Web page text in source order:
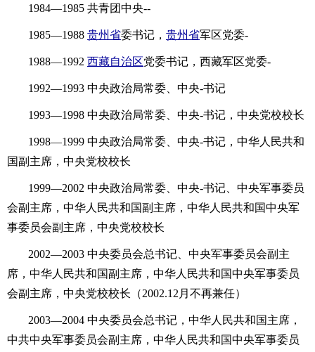
1984—1985 共青团中央--
1985—1988 贵州省委书记， 贵州省军区党委-
1988—1992 西藏自治区党委书记，西藏军区党委-
1992—1993 中央政治局常委、中央-书记
1993—1998 中央政治局常委、中央-书记，中央党校校长
1998—1999 中央政治局常委、中央-书记，中华人民共和
国副主席，中央党校校长
1999—2002 中央政治局常委、中央-书记、中央军事委员
会副主席，中华人民共和国副主席，中华人民共和国中央军
事委员会副主席，中央党校校长
2002—2003 中央委员会总书记、中央军事委员会副主
席，中华人民共和国副主席，中华人民共和国中央军事委员
会副主席，中央党校校长（2002.12月不再兼任）
2003—2004 中央委员会总书记，中华人民共和国主席，
中共中央军事委员会副主席，中华人民共和国中央军事委员